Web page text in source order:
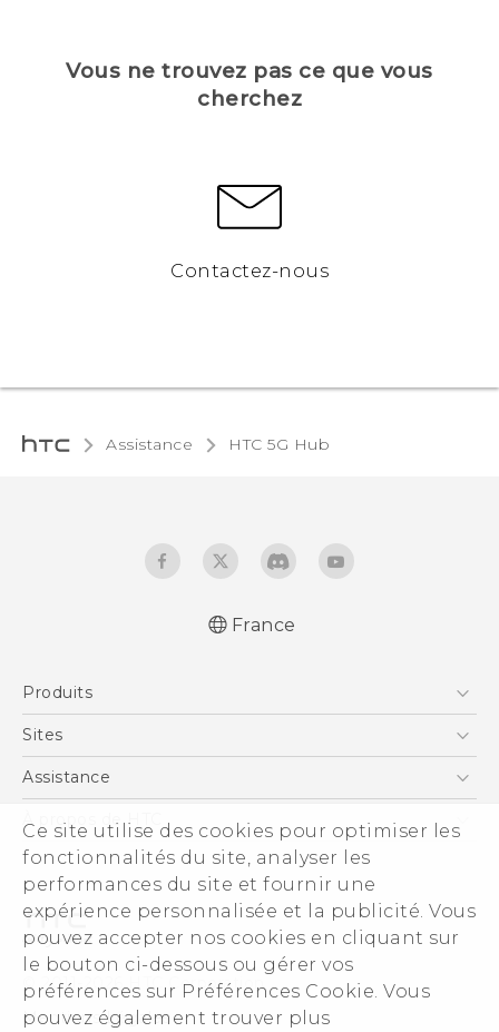
Ce site utilise des cookies pour optimiser les
fonctionnalités du site, analyser les
performances du site et fournir une
expérience personnalisée et la publicité. Vous
pouvez accepter nos cookies en cliquant sur
le bouton ci-dessous ou gérer vos
préférences sur Préférences Cookie. Vous
pouvez également trouver plus
Vous ne trouvez pas ce que vous
cherchez
Contactez-nous
Assistance HTC 5G Hub‎
réglementations
English - Safety guide
France
Produits
Smartphones
Vive
Accessoires
Sites
HTC Vive
HTC Pro
Assistance
eCommerce Support
À propos de HTC
ESG
Informations sur la société
Sécurité du produit
Politique de confidentialité
Cookie Preferences
© 2011-2026 HTC Corporation
Mentions Légales